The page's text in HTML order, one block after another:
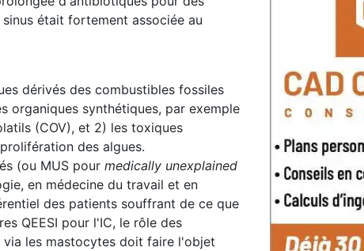
était fortement associée au
dérivés des combustibles fossiles
organiques synthétiques, par exemple
(COV), et 2) les toxiques
des algues.
(ou MUS pour medically unexplained
en médecine du travail et en
des patients souffrant de ce que
QEESI pour l'IC, le rôle des
les mastocytes doit faire l'objet